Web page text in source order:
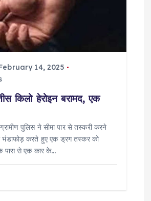
14, 2025
किलो हेरोइन बरामद, एक
पुलिस ने सीमा पार से तस्करी करने
भंडाफोड़ करते हुए एक ड्रग तस्कर को
पास से एक कार के…